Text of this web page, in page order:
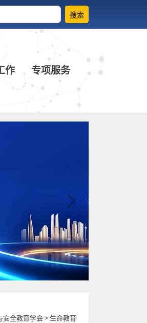
搜索
作 专项服务
Next
安全教育学会 > 生命教育